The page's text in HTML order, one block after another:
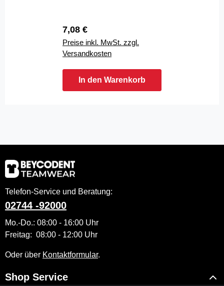
Regulärer Preis:
7,08 €
Preise inkl. MwSt. zzgl.
Versandkosten
In den Warenkorb
Telefon-Service und Beratung:
02744 -92000
Mo.-Do.: 08:00 - 16:00 Uhr
Freitag: 08:00 - 12:00 Uhr
Oder über Kontaktformular.
Shop Service